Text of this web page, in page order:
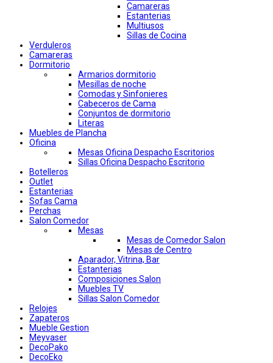
Camareras
Estanterias
Multiusos
Sillas de Cocina
Verduleros
Camareras
Dormitorio
Armarios dormitorio
Mesillas de noche
Comodas y Sinfonieres
Cabeceros de Cama
Conjuntos de dormitorio
Literas
Muebles de Plancha
Oficina
Mesas Oficina Despacho Escritorios
Sillas Oficina Despacho Escritorio
Botelleros
Outlet
Estanterias
Sofas Cama
Perchas
Salon Comedor
Mesas
Mesas de Comedor Salon
Mesas de Centro
Aparador, Vitrina, Bar
Estanterias
Composiciones Salon
Muebles TV
Sillas Salon Comedor
Relojes
Zapateros
Mueble Gestion
Meyvaser
DecoPako
DecoEko